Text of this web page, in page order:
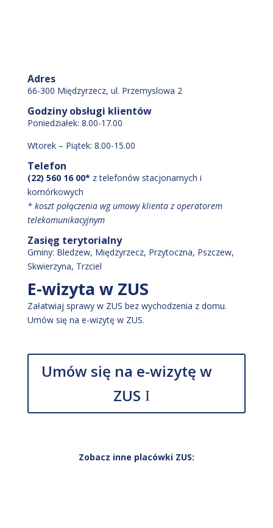
Adres
66-300 Międzyrzecz, ul. Przemyslowa 2
Godziny obsługi klientów
Poniedziałek: 8.00-17.00
Wtorek – Piątek: 8.00-15.00
Telefon
(22) 560 16 00* z telefonów stacjonarnych i
komórkowych
* koszt połączenia wg umowy klienta z operatorem
telekomunikacyjnym
Zasięg terytorialny
Gminy: Bledzew, Międzyrzecz, Przytoczna, Pszczew,
Skwierzyna, Trzciel
E-wizyta w ZUS
Załatwiaj sprawy w ZUS bez wychodzenia z domu.
Umów się na e-wizytę w ZUS.
Umów się na e-wizytę w
ZUS
Zobacz inne placówki ZUS: